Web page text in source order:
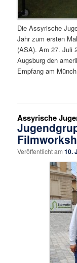
Die Assyrische
Jahr zum ersten
(ASA). Am 27. Juli
Augsburg den
Empfang am
Assyrische
Veröffentlicht am10.